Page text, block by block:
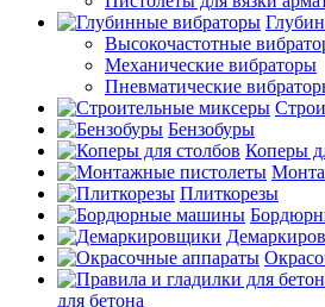
Высокочастотные
Механические вибраторы
Пневматические
Бензобуры
Коперы
Плиткорезы
для бетона